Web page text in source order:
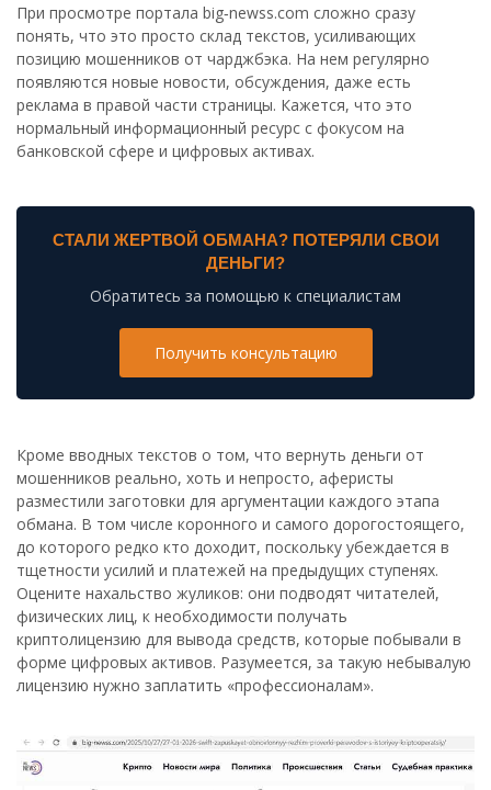
При просмотре портала big‑newss.com сложно сразу
понять, что это просто склад текстов, усиливающих
позицию мошенников от чарджбэка. На нем регулярно
появляются новые новости, обсуждения, даже есть
реклама в правой части страницы. Кажется, что это
нормальный информационный ресурс с фокусом на
банковской сфере и цифровых активах.
СТАЛИ ЖЕРТВОЙ ОБМАНА? ПОТЕРЯЛИ СВОИ
ДЕНЬГИ?
Обратитесь за помощью к специалистам
Получить консультацию
Кроме вводных текстов о том, что вернуть деньги от
мошенников реально, хоть и непросто, аферисты
разместили заготовки для аргументации каждого этапа
обмана. В том числе коронного и самого дорогостоящего,
до которого редко кто доходит, поскольку убеждается в
тщетности усилий и платежей на предыдущих ступенях.
Оцените нахальство жуликов: они подводят читателей,
физических лиц, к необходимости получать
криптолицензию для вывода средств, которые побывали в
форме цифровых активов. Разумеется, за такую небывалую
лицензию нужно заплатить «профессионалам».